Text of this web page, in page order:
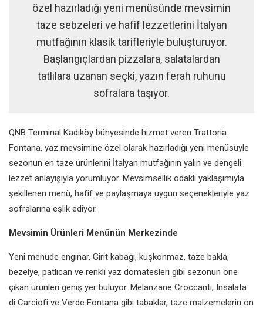
özel hazırladığı yeni menüsünde mevsimin
taze sebzeleri ve hafif lezzetlerini İtalyan
mutfağının klasik tarifleriyle buluşturuyor.
Başlangıçlardan pizzalara, salatalardan
tatlılara uzanan seçki, yazın ferah ruhunu
sofralara taşıyor.
QNB Terminal Kadıköy bünyesinde hizmet veren Trattoria
Fontana, yaz mevsimine özel olarak hazırladığı yeni menüsüyle
sezonun en taze ürünlerini İtalyan mutfağının yalın ve dengeli
lezzet anlayışıyla yorumluyor. Mevsimsellik odaklı yaklaşımıyla
şekillenen menü, hafif ve paylaşmaya uygun seçenekleriyle yaz
sofralarına eşlik ediyor.
Mevsimin Ürünleri Menünün Merkezinde
Yeni menüde enginar, Girit kabağı, kuşkonmaz, taze bakla,
bezelye, patlıcan ve renkli yaz domatesleri gibi sezonun öne
çıkan ürünleri geniş yer buluyor. Melanzane Croccanti, Insalata
di Carciofi ve Verde Fontana gibi tabaklar, taze malzemelerin ön